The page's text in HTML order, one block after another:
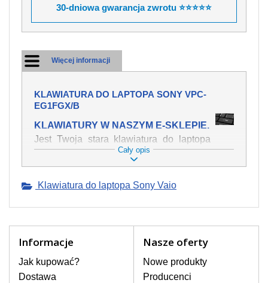
30-dniowa gwarancja zwrotu ⭐⭐⭐⭐⭐
Więcej informacji
KLAWIATURA DO LAPTOPA SONY VPC-
EG1FGX/B
KLAWIATURY W NASZYM E-SKLEPIE.
Jest Twoja stara klawiatura do laptopa
SONY VPC-EG1FGX/B mechanicznie
uszkodzona, polałeś ją płynem, który
swojej pozycji? Kup nową klawiaturę,
Oferujemy oryginalne klawiatury w
stronie internetowej ją znajdziesz za
pomocy wyszukiwarki. Wystarczy znać
model laptopa. Przy każdej klawiaturze
Cały opis
Klawiatura do laptopa Sony Vaio
Informacje
Jak kupować?
Dostawa
Nasze oferty
Nowe produkty
Producenci